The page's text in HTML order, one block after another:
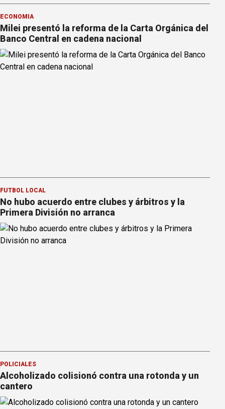
ECONOMÍA
Milei presentó la reforma de la Carta Orgánica del
Banco Central en cadena nacional
FÚTBOL LOCAL
No hubo acuerdo entre clubes y árbitros y la
Primera División no arranca
POLICIALES
Alcoholizado colisionó contra una rotonda y un
cantero